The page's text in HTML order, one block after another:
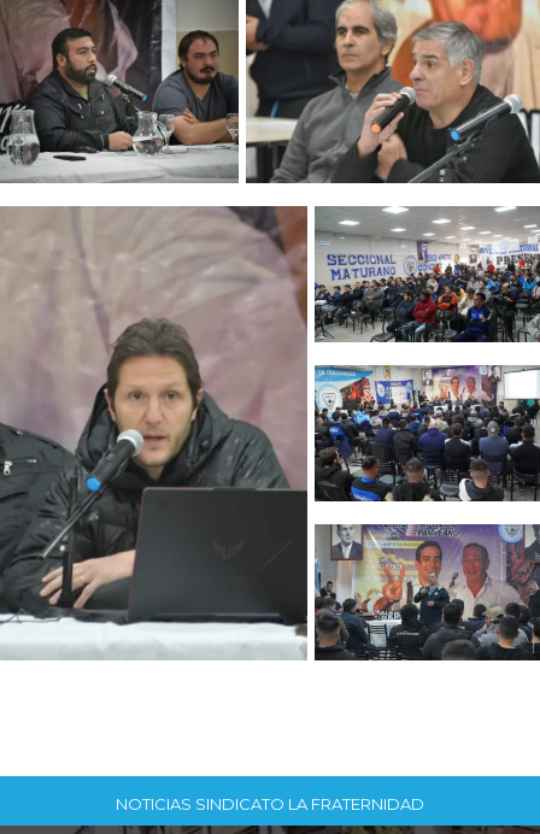
NOTICIAS SINDICATO LA FRATERNIDAD